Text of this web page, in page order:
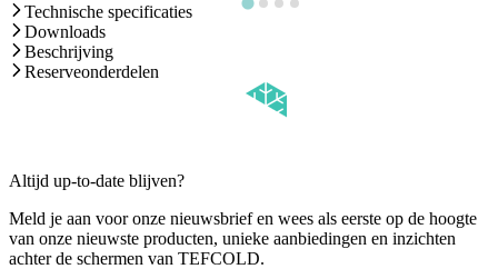
Technische specificaties
Downloads
Beschrijving
Reserveonderdelen
Altijd up-to-date blijven?
Meld je aan voor onze nieuwsbrief en wees als eerste op de hoogte
van onze nieuwste producten, unieke aanbiedingen en inzichten
achter de schermen van TEFCOLD.